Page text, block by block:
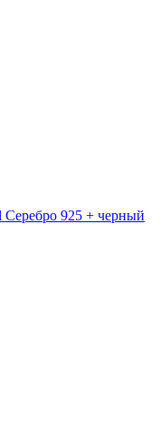
Серебро 925 + черный